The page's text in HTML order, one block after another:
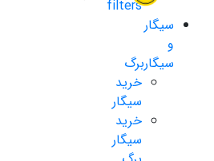
filters
سیگار
و
سیگاربرگ
خرید
سیگار
خرید
سیگار